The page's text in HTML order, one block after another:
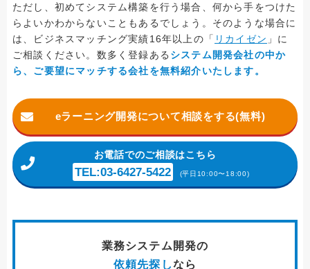
ただし、初めてシステム構築を行う場合、何から手をつけた
らよいかわからないこともあるでしょう。そのような場合に
は、ビジネスマッチング実績16年以上の「 リカイゼン 」に
ご相談ください。数多く登録ある システム開発会社の中か
ら、ご要望にマッチする会社を無料紹介いたします。
eラーニング開発について相談をする(無料)
お電話でのご相談はこちら
TEL:03-6427-5422 (平日10:00〜18:00)
業務システム開発の
依頼先探しなら